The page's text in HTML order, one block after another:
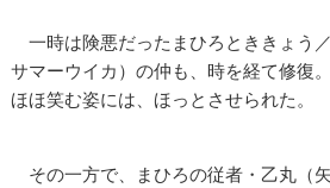
一時は険悪だったまひろとききょう
サマーウイカ）の仲も、時を経て修復
ほほ笑む姿には、ほっとさせられた。
その一方で、まひろの従者・乙丸（